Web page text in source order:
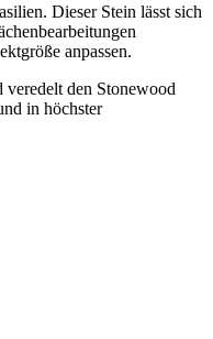
Dieser Stein lässt sich
anpassen.
den Stonewood
in höchster